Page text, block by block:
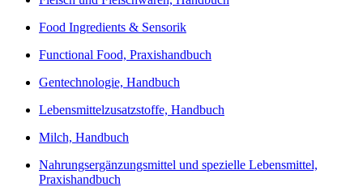
Food Ingredients & Sensorik
Functional Food, Praxishandbuch
Gentechnologie, Handbuch
Lebensmittelzusatzstoffe, Handbuch
Milch, Handbuch
Nahrungsergänzungsmittel und spezielle Lebensmittel,
Praxishandbuch